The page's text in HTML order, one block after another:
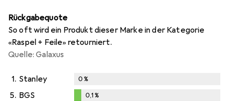
Rückgabequote
So oft wird ein Produkt dieser Marke in der Kategorie
«Raspel + Feile» retourniert.
Quelle: Galaxus
1. Stanley 0%
5. BGS 0,1%